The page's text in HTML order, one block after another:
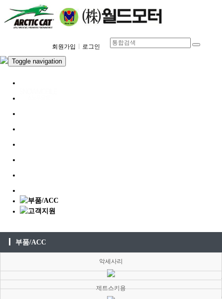
회원가입 로그인
Toggle navigation
부품/ACC
악세사리
제트스키용